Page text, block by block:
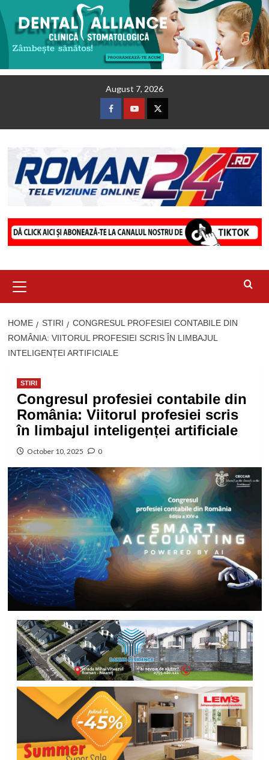
August 7, 2026
FacebookYoutubeTwitter
Menu
HOME STIRI
CONGRESUL PROFESIEI CONTABILE DIN
ROMÂNIA: VIITORUL PROFESIEI SCRIS ÎN LIMBAJUL
INTELIGENȚEI ARTIFICIALE
STIRI
Congresul profesiei contabile din
România: Viitorul profesiei scris
în limbajul inteligenței artificiale
October 10, 2025 0